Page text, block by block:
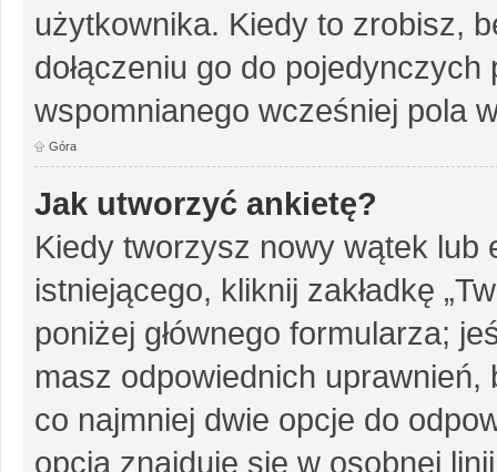
użytkownika. Kiedy to zrobisz,
dołączeniu go do
wspomnianego wcześniej pola
Góra
Jak utworzyć ankietę?
Kiedy tworzysz nowy wątek lub
istniejącego, kliknij zakładkę
poniżej głównego formularza;
masz odpowiednich uprawnień,
co najmniej dwie opcje do
opcja znajduje się w osobnej